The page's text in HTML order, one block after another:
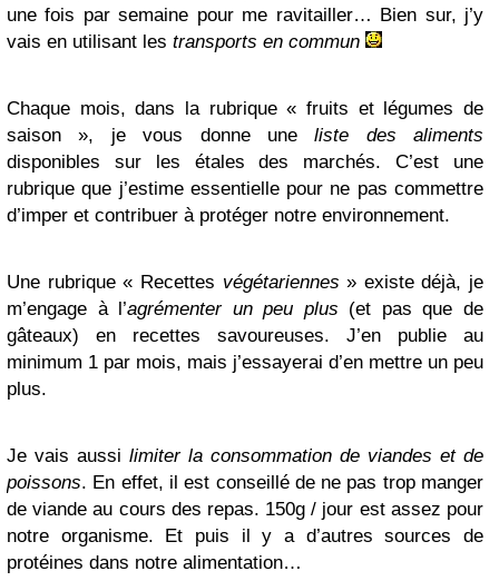
une fois par semaine pour me ravitailler… Bien sur, j’y
vais en utilisant les transports en commun
Chaque mois, dans la rubrique « fruits et légumes de
saison », je vous donne uneliste des aliments
disponibles sur les étales des marchés. C’est une
rubrique que j’estime essentielle pour ne pas commettre
d’imper et contribuer à protéger notre environnement.
Une rubrique « Recettes végétariennes » existe déjà, je
m’engage à l’agrémenter un peu plus (et pas que de
gâteaux) en recettes savoureuses. J’en publie au
minimum 1 par mois, mais j’essayerai d’en mettre un peu
plus.
Je vais aussi limiter la consommation de viandes et de
poissons. En effet, il est conseillé de ne pas trop manger
de viande au cours des repas. 150g / jour est assez pour
notre organisme. Et puis il y a d’autres sources de
protéines dans notre alimentation…